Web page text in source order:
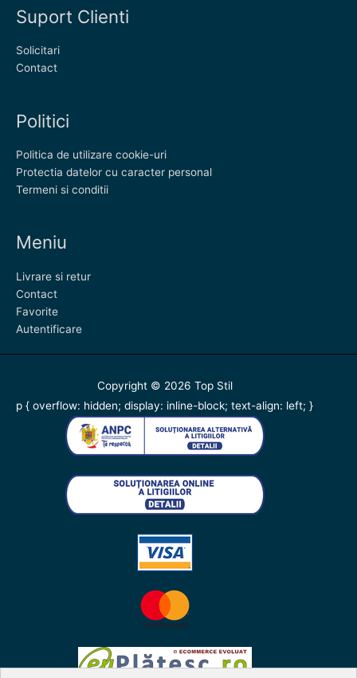
Suport Clienti
Solicitari
Contact
Politici
Politica de utilizare cookie-uri
Protectia datelor cu caracter personal
Termeni si conditii
Meniu
Livrare si retur
Contact
Favorite
Autentificare
Copyright © 2026 Top Stil
p { overflow: hidden; display: inline-block; text-align: left; }